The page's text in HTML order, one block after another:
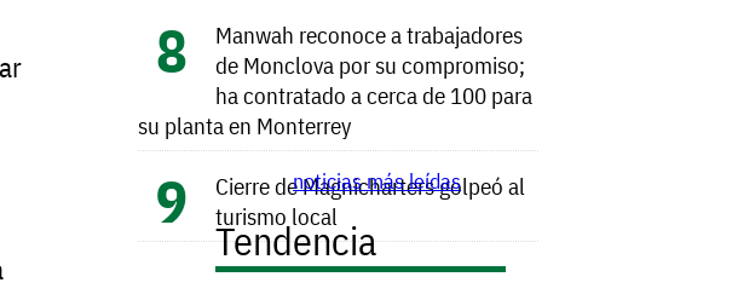
Manwah reconoce a trabajadores
de Monclova por su compromiso;
ha contratado a cerca de 100 para
su planta en Monterrey
Cierre de Magnicharters golpeó al
turismo local
noticias más leídas
Tendencia